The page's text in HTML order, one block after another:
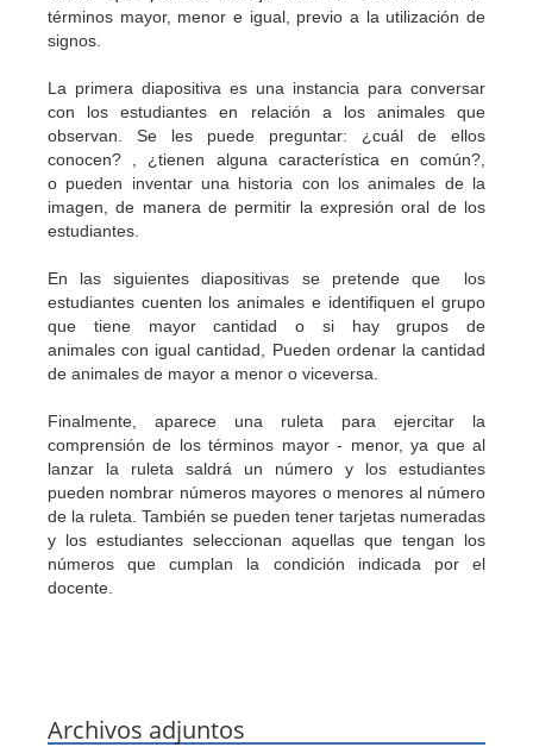
términos mayor, menor e igual, previo a la utilización de
signos.
La primera diapositiva es una instancia para conversar
con los estudiantes en relación a los animales que
observan. Se les puede preguntar: ¿cuál de ellos
conocen? , ¿tienen alguna característica en común?,
o pueden inventar una historia con los animales de la
imagen, de manera de permitir la expresión oral de los
estudiantes.
En las siguientes diapositivas se pretende que los
estudiantes cuenten los animales e identifiquen el grupo
que tiene mayor cantidad o si hay grupos de
animales con igual cantidad, Pueden ordenar la cantidad
de animales de mayor a menor o viceversa.
Finalmente, aparece una ruleta para ejercitar la
comprensión de los términos mayor - menor, ya que al
lanzar la ruleta saldrá un número y los estudiantes
pueden nombrar números mayores o menores al número
de la ruleta. También se pueden tener tarjetas numeradas
y los estudiantes seleccionan aquellas que tengan los
números que cumplan la condición indicada por el
docente.
Archivos adjuntos